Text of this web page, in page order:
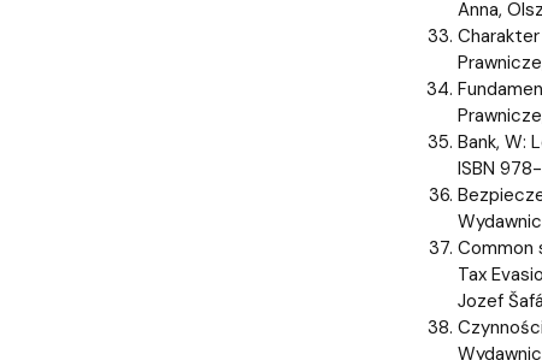
Anna,
Bank, W:
ISBN
Common
Tax
Jozef